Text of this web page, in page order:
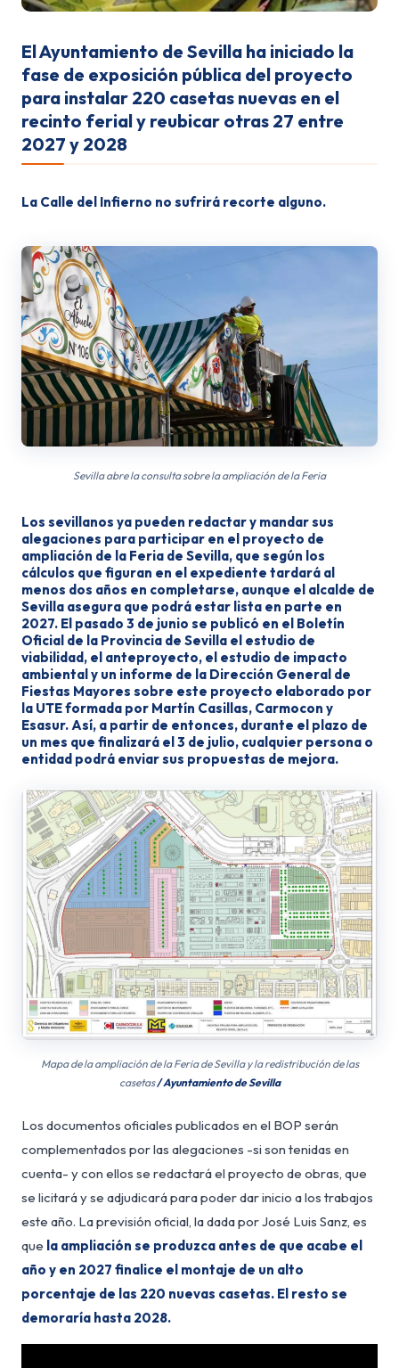
El Ayuntamiento de Sevilla ha iniciado la
fase de exposición pública del proyecto
para instalar 220 casetas nuevas en el
recinto ferial y reubicar otras 27 entre
2027 y 2028
La Calle del Infierno no sufrirá recorte alguno.
Sevilla abre la consulta sobre la ampliación de la Feria
Los sevillanos ya pueden redactar y mandar sus
alegaciones para participar en el proyecto de
ampliación de la Feria de Sevilla, que según los
cálculos que figuran en el expediente tardará al
menos dos años en completarse, aunque el alcalde de
Sevilla asegura que podrá estar lista en parte en
2027. El pasado 3 de junio se publicó en el Boletín
Oficial de la Provincia de Sevilla el estudio de
viabilidad, el anteproyecto, el estudio de impacto
ambiental y un informe de la Dirección General de
Fiestas Mayores sobre este proyecto elaborado por
la UTE formada por Martín Casillas, Carmocon y
Esasur. Así, a partir de entonces, durante el plazo de
un mes que finalizará el 3 de julio, cualquier persona o
entidad podrá enviar sus propuestas de mejora.
Mapa de la ampliación de la Feria de Sevilla y la redistribución de las
casetas/ Ayuntamiento de Sevilla
Los documentos oficiales publicados en el BOP serán
complementados por las alegaciones -si son tenidas en
cuenta- y con ellos se redactará el proyecto de obras, que
se licitará y se adjudicará para poder dar inicio a los trabajos
este año. La previsión oficial, la dada por José Luis Sanz, es
que la ampliación se produzca antes de que acabe el
año y en 2027 finalice el montaje de un alto
porcentaje de las 220 nuevas casetas. El resto se
demoraría hasta 2028.